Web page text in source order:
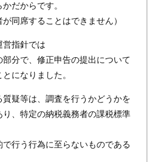
だからです。
同席することはできません）
営指針では
分で、修正申告の提出について
になりました。
質疑等は、調査を行うかどうかを
、特定の納税義務者の課税標準
行う行為に至らないものである